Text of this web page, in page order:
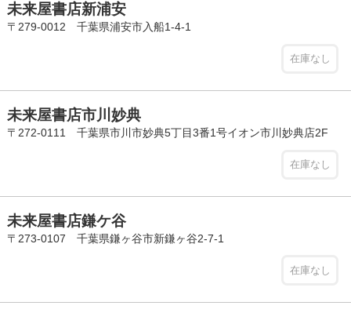
未来屋書店新浦安
〒279-0012 千葉県浦安市入船1-4-1
在庫なし
未来屋書店市川妙典
〒272-0111 千葉県市川市妙典5丁目3番1号イオン市川妙典店2F
在庫なし
未来屋書店鎌ケ谷
〒273-0107 千葉県鎌ヶ谷市新鎌ヶ谷2-7-1
在庫なし